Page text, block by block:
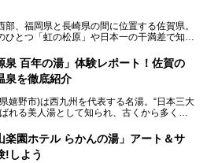
泉施設から老舗の旅館までバラエティに富ん
女、家族からカップルまで満喫できます。
と流れ、観光も楽しめる嬉野温泉、その中で
温泉を紹介します！
、施設も充実している所が多く、いくつも回
りですよ。
部、福岡県と長崎県の間に位置する佐賀県。
ひとつ「虹の松原」や日本一の干満差で知ら
焼や伊万里焼、唐津焼などのやきものが盛ん
れています。
、嬉野温泉や武雄温泉を筆頭に数多くの温泉
。今回は、そんな佐賀県で特におすすめのス
ックアップしました。
泉 百年の湯」体験レポート！佐賀の
泉を徹底紹介
嬉野市)は西九州を代表する名湯。“日本三大
れる美人湯として知られ、古くから多くの
の源泉 百年の湯」は、嬉野温泉では数少な
門施設のひとつ。多くの常連客や観光客に親
。
楽園ホテル らかんの湯」アート＆サ
!しよう